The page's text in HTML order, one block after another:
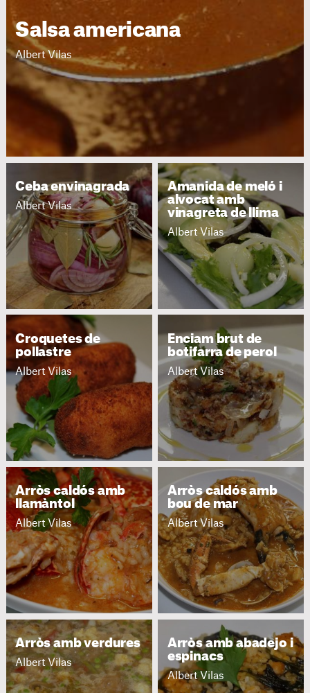
Salsa americana
Albert Vilas
Ceba envinagrada
Albert Vilas
Amanida de meló i
alvocat amb
vinagreta de llima
Albert Vilas
Croquetes de
pollastre
Albert Vilas
Enciam brut de
botifarra de perol
Albert Vilas
Arròs caldós amb
llamàntol
Albert Vilas
Arròs caldós amb
bou de mar
Albert Vilas
Arròs amb verdures
Albert Vilas
Arròs amb abadejo i
espinacs
Albert Vilas